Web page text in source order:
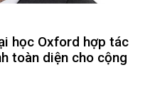
học Oxford hợp tác
toàn diện cho cộng